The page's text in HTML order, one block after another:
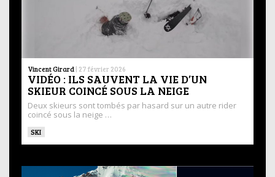
Vincent Girard | 27 février 2026
VIDÉO : ILS SAUVENT LA VIE D’UN
SKIEUR COINCÉ SOUS LA NEIGE
Deux skieurs sont tombés par hasard sur un autre rider
coincé sous la neige …
SKI